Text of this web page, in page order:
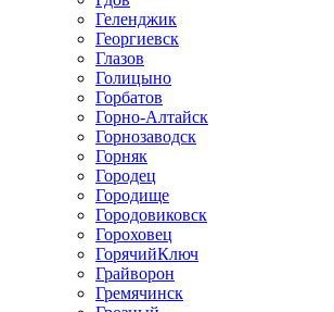
Геленджик
Георгиевск
Глазов
Голицыно
Горбатов
Горно-Алтайск
Горнозаводск
Горняк
Городец
Городище
Городовиковск
Гороховец
ГорячийКлюч
Грайворон
Гремячинск